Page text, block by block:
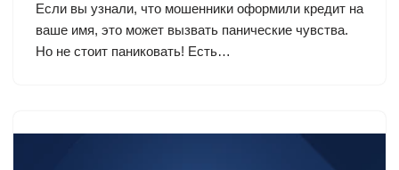
Если вы узнали, что мошенники оформили кредит на
ваше имя, это может вызвать панические чувства.
Но не стоит паниковать! Есть…